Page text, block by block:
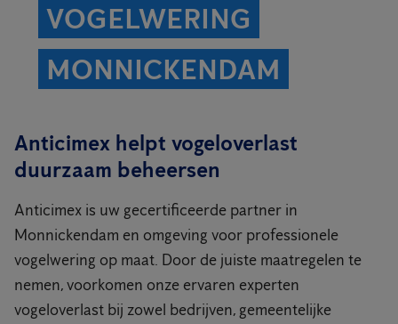
VOGELWERING
MONNICKENDAM
Anticimex helpt vogeloverlast
duurzaam beheersen
Anticimex is uw gecertificeerde partner in
Monnickendam en omgeving voor professionele
vogelwering op maat. Door de juiste maatregelen te
nemen, voorkomen onze ervaren experten
vogeloverlast bij zowel bedrijven, gemeentelijke